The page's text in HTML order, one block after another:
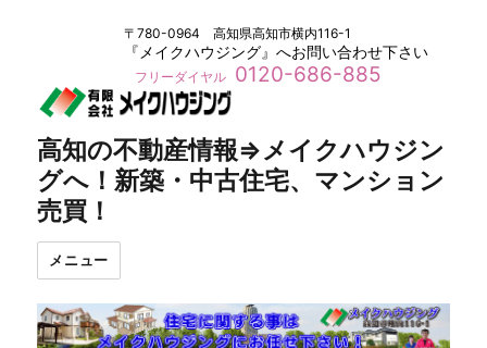
〒780-0964 高知県高知市横内116-1
『メイクハウジング』へお問い合わせ下さい
フリーダイヤル 0120-686-885
高知の不動産情報⇒メイクハウジン
グへ！新築・中古住宅、マンション
売買！
メニュー